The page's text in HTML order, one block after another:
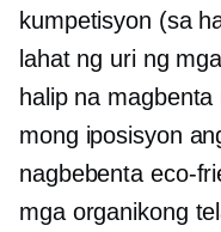
kumpetisyon (sa
lahat ng uri ng
halip na
mong iposisyon
nagbebenta eco-
mga organikong